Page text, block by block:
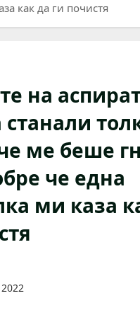
как да ги почистя
на
ме беше
че една
ми каза